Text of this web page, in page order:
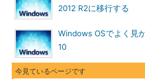
で問題を解決する ］とクリックする
これでトラブルシューティングツ
ので、以下の手順で進めていく。
注意が必要なのは、ユーザーアカ
2012 R2に移行する
Windows OSでよく見
10